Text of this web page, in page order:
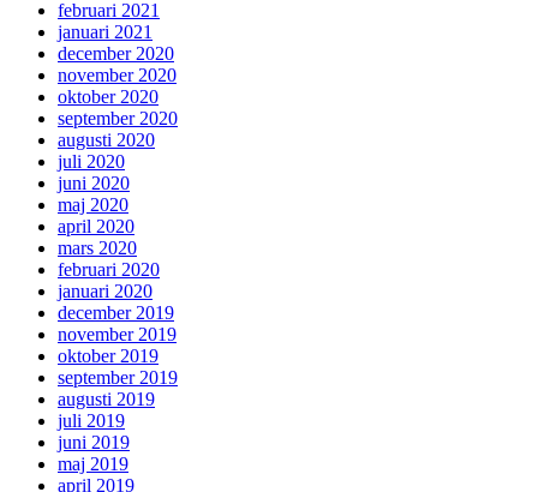
februari 2021
januari 2021
december 2020
november 2020
oktober 2020
september 2020
augusti 2020
juli 2020
juni 2020
maj 2020
april 2020
mars 2020
februari 2020
januari 2020
december 2019
november 2019
oktober 2019
september 2019
augusti 2019
juli 2019
juni 2019
maj 2019
april 2019